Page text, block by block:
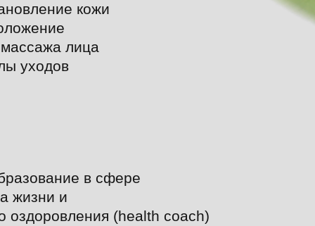
в сфере
жизни и
оздоровления (health coach)
кожи
массажа лица
уходов